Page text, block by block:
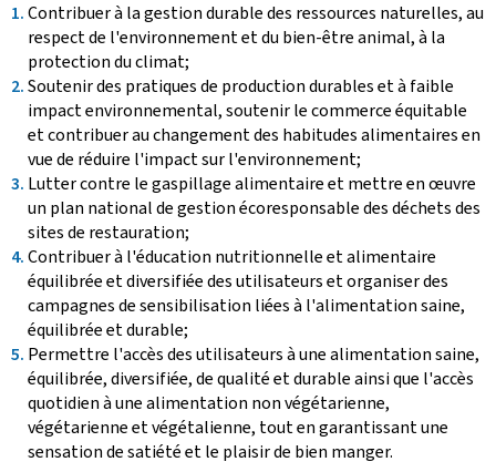
Contribuer à la gestion durable des ressources naturelles, au
respect de l'environnement et du bien-être animal, à la
protection du climat;
Soutenir des pratiques de production durables et à faible
impact environnemental, soutenir le commerce équitable
et contribuer au changement des habitudes alimentaires en
vue de réduire l'impact sur l'environnement;
Lutter contre le gaspillage alimentaire et mettre en œuvre
un plan national de gestion écoresponsable des déchets des
sites de restauration;
Contribuer à l'éducation nutritionnelle et alimentaire
équilibrée et diversifiée des utilisateurs et organiser des
campagnes de sensibilisation liées à l'alimentation saine,
équilibrée et durable;
Permettre l'accès des utilisateurs à une alimentation saine,
équilibrée, diversifiée, de qualité et durable ainsi que l'accès
quotidien à une alimentation non végétarienne,
végétarienne et végétalienne, tout en garantissant une
sensation de satiété et le plaisir de bien manger.